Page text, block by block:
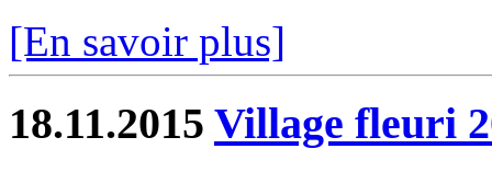
[En savoir plus]
18.11.2015 Village fleuri